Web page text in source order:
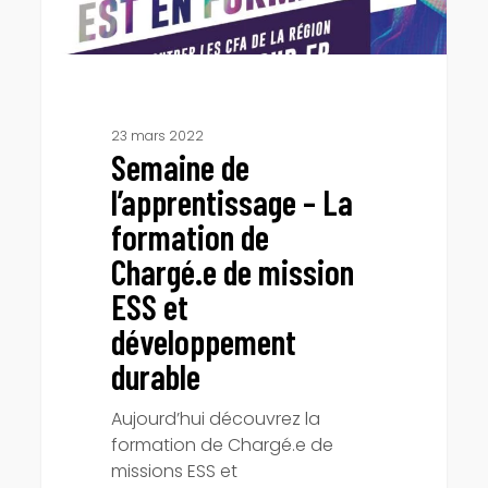
mission
ESS
23 mars 2022
Semaine de
l’apprentissage – La
formation de
Chargé.e de mission
ESS et
développement
durable
Aujourd’hui découvrez la
formation de Chargé.e de
missions ESS et